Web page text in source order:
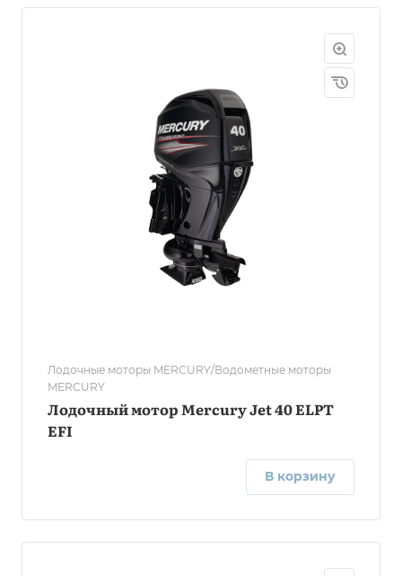
Лодочные моторы MERCURY/Водометные моторы
MERCURY
Лодочный мотор Mercury Jet 40 ELPT
EFI
В корзину